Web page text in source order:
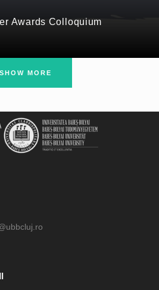
Awards Colloquium
SHOW MORE